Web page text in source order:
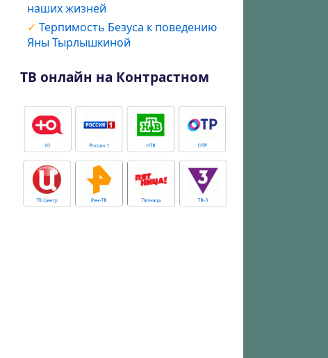
наших жизней
Терпимость Безуса к поведению
Яны Тырлышкиной
ТВ онлайн на Контрастном